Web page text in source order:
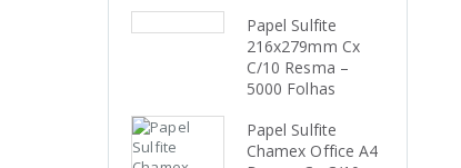
Papel Sulfite
216x279mm Cx
C/10 Resma –
5000 Folhas
Papel Sulfite
Chamex Office A4